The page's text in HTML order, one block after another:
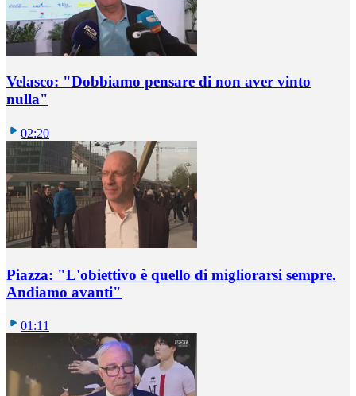
Velasco: "Dobbiamo pensare di non aver vinto
nulla"
02:20
Piazza: "L'obiettivo è quello di migliorarsi sempre.
Andiamo avanti"
01:11